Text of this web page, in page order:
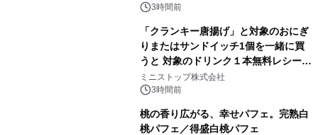
3時間前
「クランキー唐揚げ」と対象のおにぎ
りまたはサンドイッチ1個を一緒に買
うと 対象のドリンク１本無料レシート
クーポンもらえる！※1
ミニストップ株式会社
3時間前
桃の香り広がる、幸せパフェ。完熟白
桃パフェ／得盛白桃パフェ